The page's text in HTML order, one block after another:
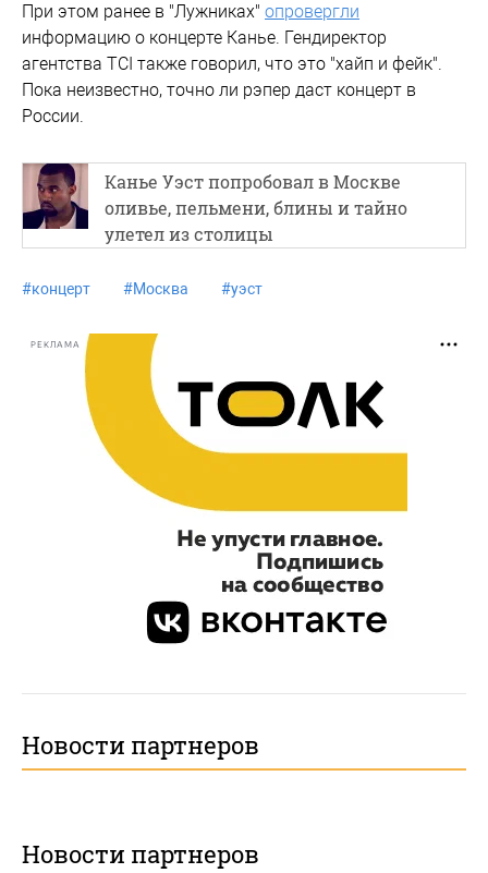
При этом ранее в "Лужниках" опровергли
информацию о концерте Канье. Гендиректор
агентства TCI также говорил, что это "хайп и фейк".
Пока неизвестно, точно ли рэпер даст концерт в
России.
Канье Уэст попробовал в Москве
оливье, пельмени, блины и тайно
улетел из столицы
#концерт #Москва #уэст
РЕКЛАМА
Новости партнеров
Новости партнеров